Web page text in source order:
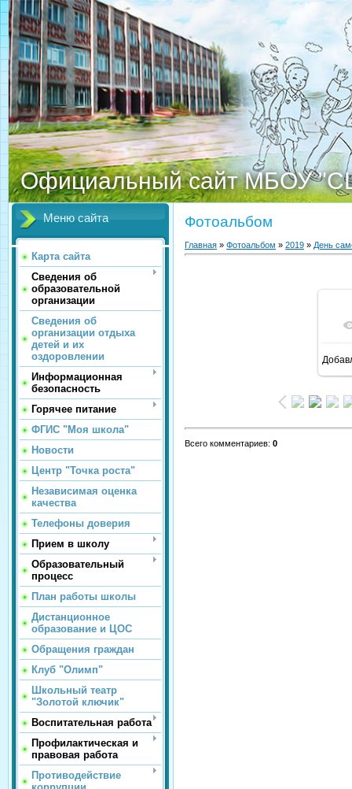
Официальный сайт МБОУ
Меню сайта
Карта сайта
Сведения об
образовательной
организации
Сведения об
организации отдыха
детей и их
оздоровлении
Информационная
безопасность
Горячее питание
ФГИС "Моя школа"
Новости
Центр "Точка роста"
Независимая оценка
качества
Телефоны доверия
Прием в школу
Образовательный
процесс
План работы школы
Дистанционное
образование и ЦОС
Обращения граждан
Клуб "Олимп"
Школьный театр
"Золотой ключик"
Воспитательная работа
Профилактическая и
правовая работа
Противодействие
Фотоальбом
Главная » Фотоальбом » 2019 » День
Всего комментариев: 0